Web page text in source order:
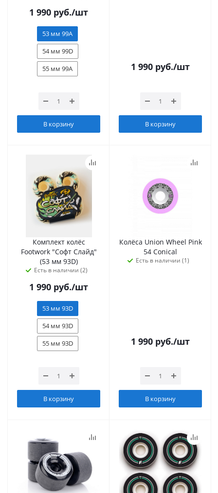
1 990 руб./шт
53 мм 99А
54 мм 99D
55 мм 99А
В корзину
1 990 руб./шт
В корзину
Комплект колёс
Footwork "Софт Слайд"
(53 мм 93D)
Есть в наличии (2)
1 990 руб./шт
53 мм 93D
54 мм 93D
55 мм 93D
В корзину
Колёса Union Wheel Pink
54 Conical
Есть в наличии (1)
1 990 руб./шт
В корзину